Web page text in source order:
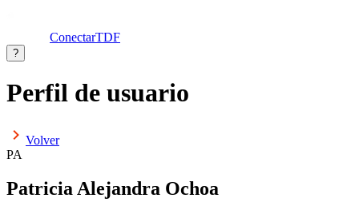
ConectarTDF
?
Perfil de usuario
Volver
PA
Patricia Alejandra Ochoa